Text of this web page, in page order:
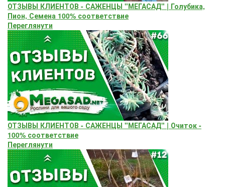
ОТЗЫВЫ КЛИЕНТОВ - САЖЕНЦЫ "МЕГАСАД" | Голубика,
Пион, Семена 100% соответствие
Переглянути
ОТЗЫВЫ КЛИЕНТОВ - САЖЕНЦЫ "МЕГАСАД" | Очиток -
100% соответствие
Переглянути